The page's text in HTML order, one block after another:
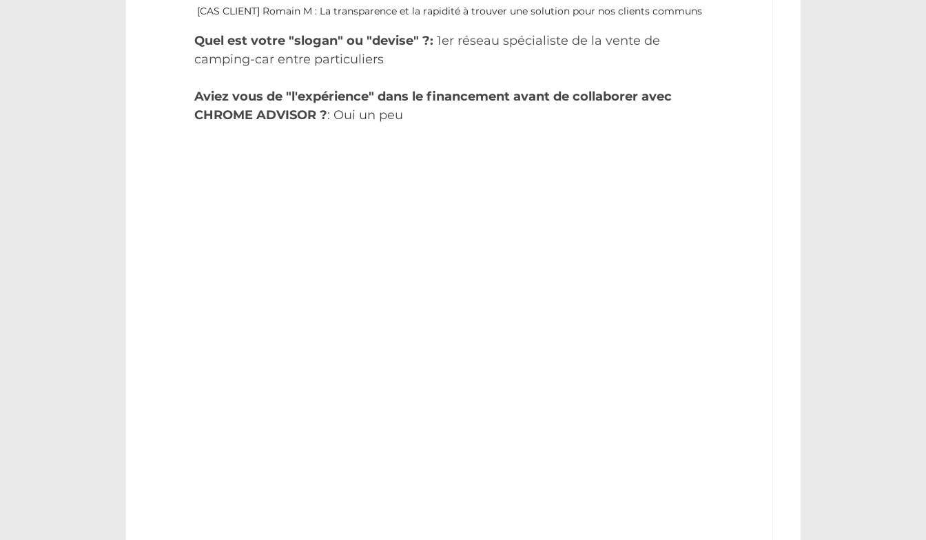
[CAS CLIENT] Romain M : La transparence et la rapidité à trouver une solution pour nos clients communs
Quel est votre "slogan" ou "devise" ?: 1er réseau spécialiste de la vente de
camping-car entre particuliers
Aviez vous de "l'expérience" dans le financement avant de collaborer avec
CHROME ADVISOR ?: Oui un peu